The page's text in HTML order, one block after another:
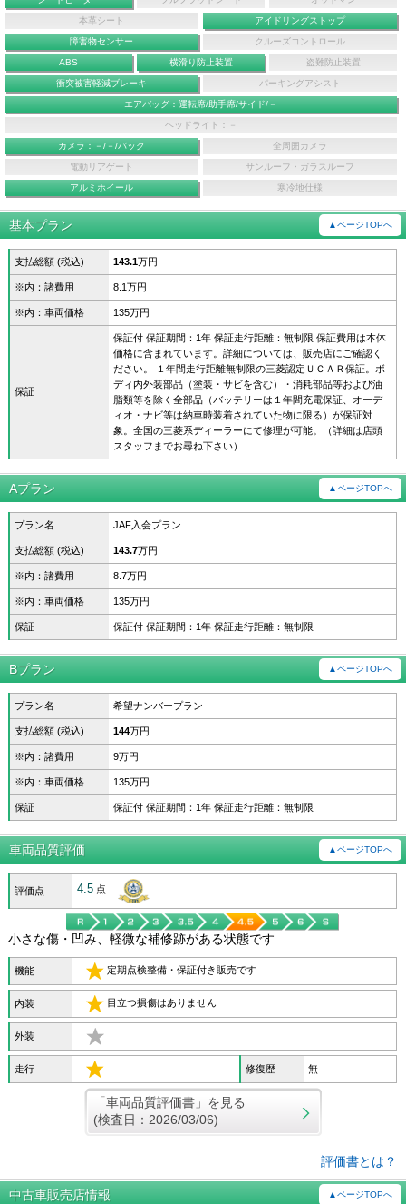
本革シート アイドリングストップ
障害物センサー クルーズコントロール
ABS 横滑り防止装置 盗難防止装置
衝突被害軽減ブレーキ パーキングアシスト
エアバッグ：運転席/助手席/サイド/－
ヘッドライト：－
カメラ：－/－/バック 全周囲カメラ
電動リアゲート サンルーフ・ガラスルーフ
アルミホイール 寒冷地仕様
基本プラン ▲ページTOPへ
支払総額 (税込) 143.1万円
※内：諸費用 8.1万円
※内：車両価格 135万円
保証
保証付 保証期間：1年 保証走行距離：無制限 保証費用は本体
価格に含まれています。詳細については、販売店にご確認く
ださい。 １年間走行距離無制限の三菱認定ＵＣＡＲ保証。ボ
ディ内外装部品（塗装・サビを含む）・消耗部品等および油
脂類等を除く全部品（バッテリーは１年間充電保証、オーデ
ィオ・ナビ等は納車時装着されていた物に限る）が保証対
象。全国の三菱系ディーラーにて修理が可能。（詳細は店頭
スタッフまでお尋ね下さい）
Aプラン ▲ページTOPへ
プラン名 JAF入会プラン
支払総額 (税込) 143.7万円
※内：諸費用 8.7万円
※内：車両価格 135万円
保証 保証付 保証期間：1年 保証走行距離：無制限
Bプラン ▲ページTOPへ
プラン名 希望ナンバープラン
支払総額 (税込) 144万円
※内：諸費用 9万円
※内：車両価格 135万円
保証 保証付 保証期間：1年 保証走行距離：無制限
車両品質評価 ▲ページTOPへ
評価点 4.5 点
小さな傷・凹み、軽微な補修跡がある状態です
機能 定期点検整備・保証付き販売です
内装 目立つ損傷はありません
外装
走行 修復歴 無
「車両品質評価書」を見る
(検査日：2026/03/06)
評価書とは？
中古車販売店情報 ▲ページTOPへ